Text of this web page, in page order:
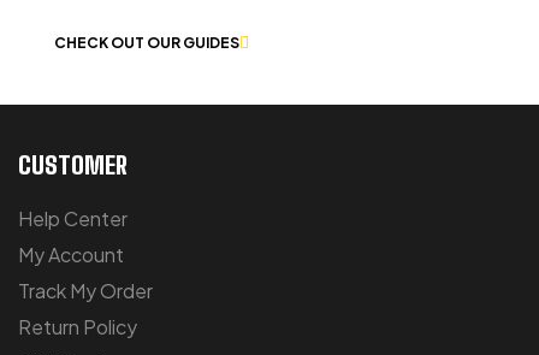
CHECK OUT OUR GUIDES
CUSTOMER
Help Center
My Account
Track My Order
Return Policy